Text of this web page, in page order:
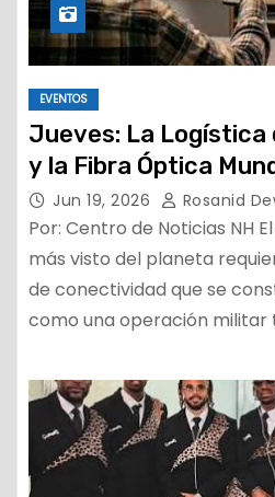
EVENTOS
Jueves: La Logística
y la Fibra Óptica
Jun 19, 2026 Rosanid
Por: Centro de Noticias NH
más visto del planeta
de conectividad que se
como una operación militar